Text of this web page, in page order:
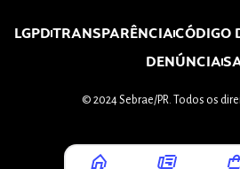
LGPDTRANSPARÊNCIACÓDIGO
DENÚNCIA
© 2024 Sebrae/PR. Todos os